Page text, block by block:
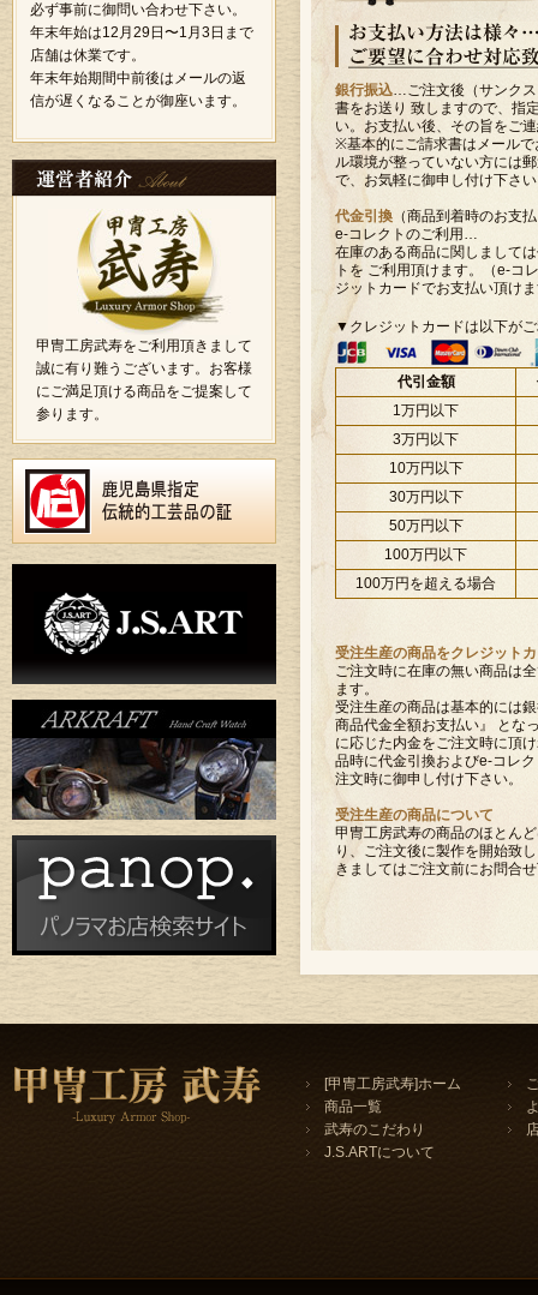
銀行振込…ご注文後（サンク
書をお送り 致しますので、指
い。お支払い後、その旨をご
※基本的にご請求書はメール
ル環境が整っていない方には
で、お気軽に御申し付け下さ
代金引換 （商品到着時のお支
e-コレクトのご利用…
在庫のある商品に関しまして
トを ご利用頂けます。（e-コ
ジットカードでお支払い頂け
▼クレジットカードは以下が
代引金額
1万円以下
3万円以下
10万円以下
30万円以下
50万円以下
100万円以下
100万円を超える場合
受注生産の商品をクレジット
ご注文時に在庫の無い商品は
ます。
受注生産の商品は基本的には
商品代金全額お支払い』 とな
に応じた内金をご注文時に頂
品時に代金引換およびe-コレ
注文時に御申し付け下さい。
受注生産の商品について
甲冑工房武寿の商品のほとん
り、ご注文後に製作を開始致
きましてはご注文前にお問合
必ず事前に御問い合わせ下さい。
年末年始は12月29日〜1月3日まで
店舗は休業です。
年末年始期間中前後はメールの返
信が遅くなることが御座います。
甲冑工房武寿をご利用頂きまして
誠に有り難うございます。お客様
にご満足頂ける商品をご提案して
参ります。
[甲冑工房武寿]ホーム
商品一覧
武寿のこだわり
J.S.ARTについて